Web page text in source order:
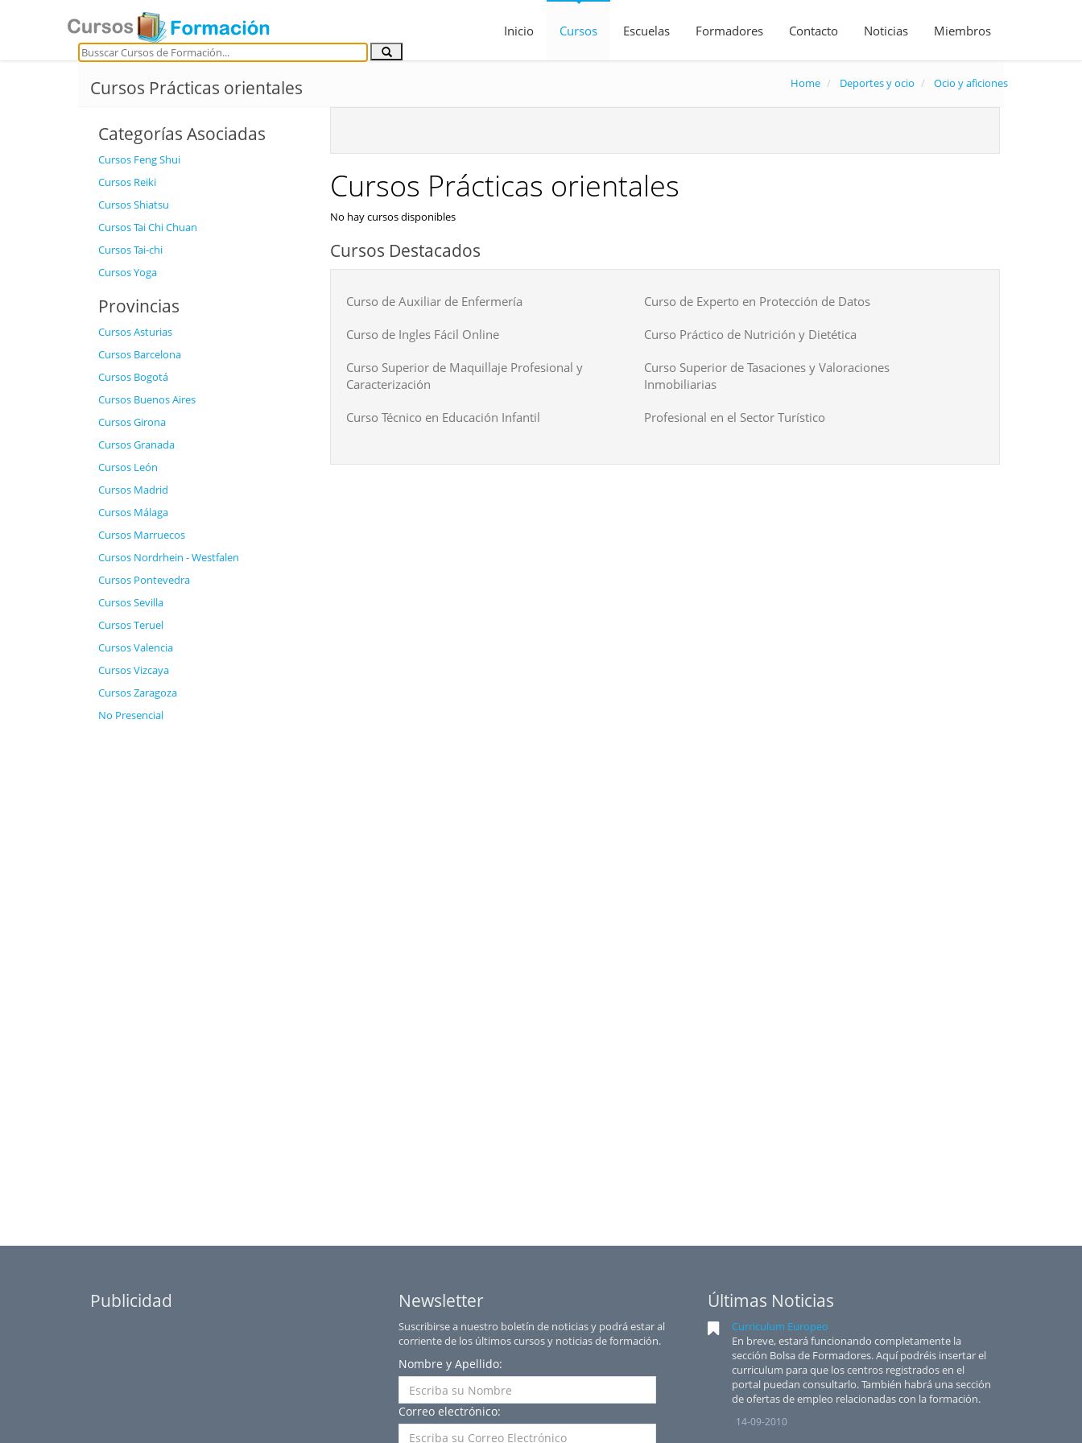
Inicio Cursos Escuelas Formadores Contacto Noticias Miembros
Cursos Prácticas orientales Home Deportes y ocio Ocio y aficiones
Categorías Asociadas
Cursos Feng Shui
Cursos Reiki
Cursos Shiatsu
Cursos Tai Chi Chuan
Cursos Tai-chi
Cursos Yoga
Provincias
Cursos Asturias
Cursos Barcelona
Cursos Bogotá
Cursos Buenos Aires
Cursos Girona
Cursos Granada
Cursos León
Cursos Madrid
Cursos Málaga
Cursos Marruecos
Cursos Nordrhein - Westfalen
Cursos Pontevedra
Cursos Sevilla
Cursos Teruel
Cursos Valencia
Cursos Vizcaya
Cursos Zaragoza
No Presencial
Cursos Prácticas orientales
No hay cursos disponibles
Cursos Destacados
Curso de Auxiliar de Enfermería Curso de Experto en Protección de Datos
Curso de Ingles Fácil Online Curso Práctico de Nutrición y Dietética
Curso Superior de Maquillaje Profesional y
Caracterización
Curso Superior de Tasaciones y Valoraciones
Inmobiliarias
Curso Técnico en Educación Infantil Profesional en el Sector Turístico
Publicidad Newsletter
Suscribirse a nuestro boletín de noticias y podrá estar al
corriente de los últimos cursos y noticias de formación.
Nombre y Apellido:
Correo electrónico:
Últimas Noticias
Curriculum Europeo
En breve, estará funcionando completamente la
sección Bolsa de Formadores. Aquí podréis insertar el
curriculum para que los centros registrados en el
portal puedan consultarlo. También habrá una sección
de ofertas de empleo relacionadas con la formación.
14-09-2010